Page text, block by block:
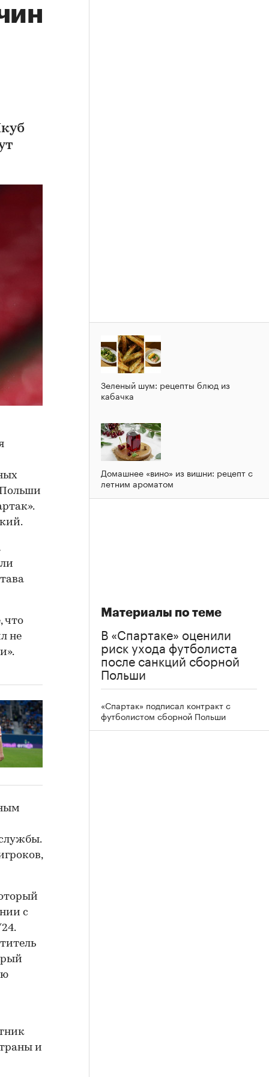
что
не
с
и
Зеленый шум: рецепты блюд из
кабачка
Домашнее «вино» из вишни: рецепт с
летним ароматом
Материалы по теме
В «Спартаке» оценили
риск ухода футболиста
после санкций сборной
Польши
«Спартак» подписал контракт с
футболистом сборной Польши